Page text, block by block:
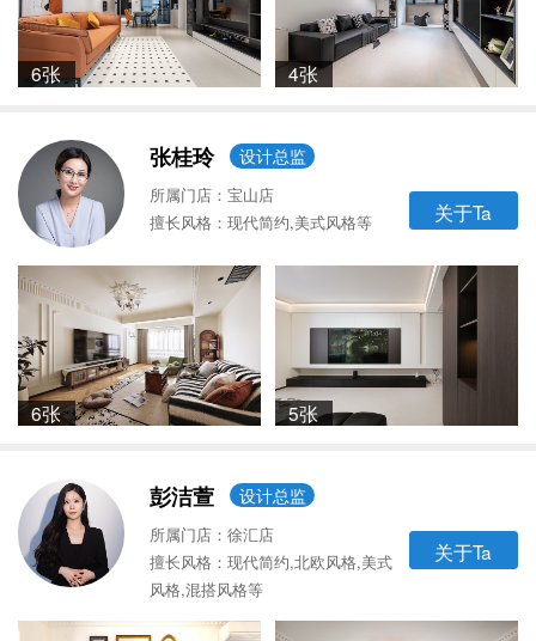
6张 4张
张桂玲 设计总监
所属门店：宝山店
擅长风格：现代简约,美式风格等
关于Ta
6张 5张
彭洁萱 设计总监
所属门店：徐汇店
擅长风格：现代简约,北欧风格,美式
风格,混搭风格等
关于Ta